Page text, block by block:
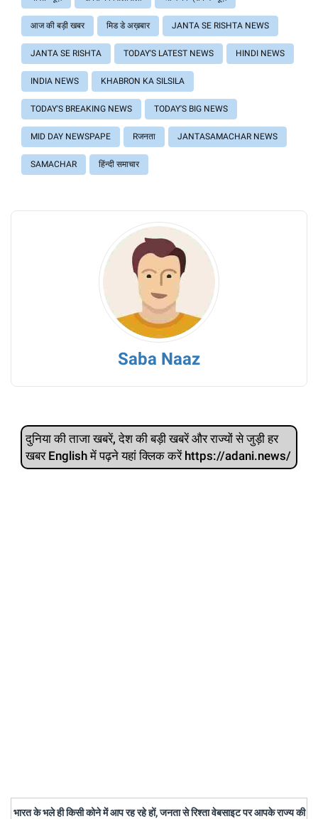
आज की बड़ी खबर मिड डे अख़बार JANTA SE RISHTA NEWS
JANTA SE RISHTA TODAY'S LATEST NEWS HINDI NEWS
INDIA NEWS KHABRON KA SILSILA
TODAY'S BREAKING NEWS TODAY'S BIG NEWS
MID DAY NEWSPAPE Rजनता JANTASAMACHAR NEWS
SAMACHAR हिंन्दी समाचार
Saba Naaz
दुनिया की ताजा खबरें, देश की बड़ी खबरें और राज्‍यों से जुड़ी हर
खबर English में पढ़ने यहां क्लिक करें https://adani.news/
भारत के भले ही किसी कोने में आप रह रहे हों, जनता से रिश्ता वेबसाइट पर आपके राज्य की